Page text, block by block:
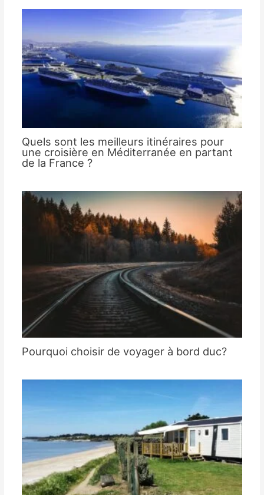
Quels sont les meilleurs itinéraires pour
une croisière en Méditerranée en partant
de la France ?
Pourquoi choisir de voyager à bord duc?